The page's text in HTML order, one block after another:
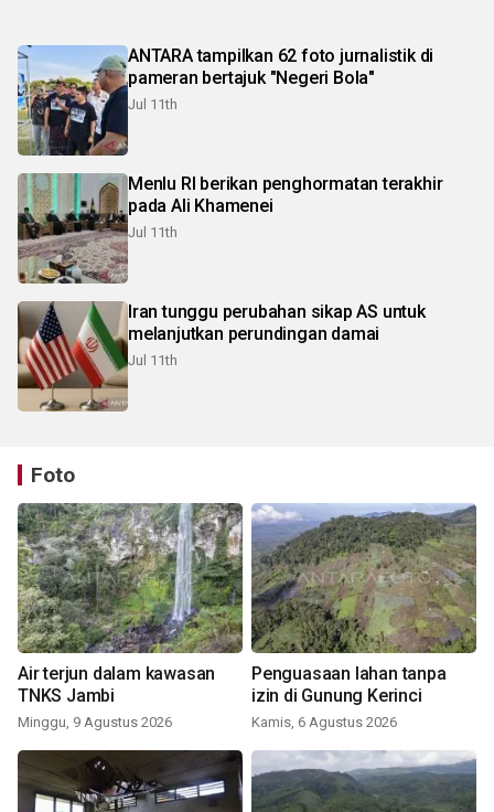
ANTARA tampilkan 62 foto jurnalistik di
pameran bertajuk "Negeri Bola"
Jul 11th
Menlu RI berikan penghormatan terakhir
pada Ali Khamenei
Jul 11th
Iran tunggu perubahan sikap AS untuk
melanjutkan perundingan damai
Jul 11th
Foto
Air terjun dalam kawasan
TNKS Jambi
Minggu, 9 Agustus 2026
Penguasaan lahan tanpa
izin di Gunung Kerinci
Kamis, 6 Agustus 2026